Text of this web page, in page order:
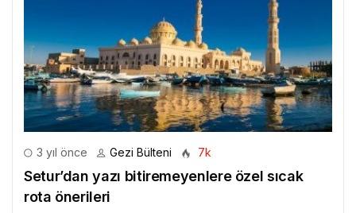
3 yıl önce Gezi Bülteni 7k
Setur’dan yazı bitiremeyenlere özel sıcak
rota önerileri